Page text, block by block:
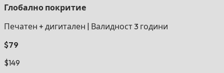
Глобално покритие
Печатен + дигитален
Валидност 3 години
$79
$149